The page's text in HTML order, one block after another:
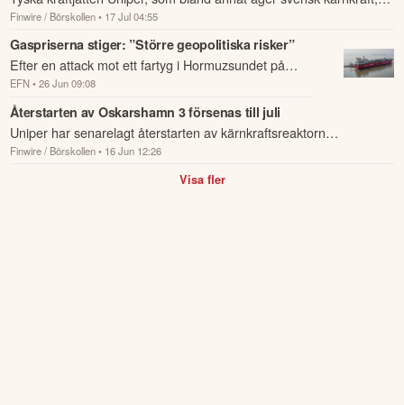
bekräftar sin transformationsstrategi och planerar investeringar på
cirka 5...
Finwire / Börskollen • 17 Jul 04:55
Gaspriserna stiger: ”Större geopolitiska risker”
Efter en attack mot ett fartyg i Hormuzsundet på
torsdagen stiger de europeiska naturgaspriserna,
rapporterar Bloomberg .
EFN • 26 Jun 09:08
Återstarten av Oskarshamn 3 försenas till juli
Uniper har senarelagt återstarten av kärnkraftsreaktorn
Oskarshamn 3 med tolv dagar till den 10 juli, enligt en anmälan till
Finwire / Börskollen • 16 Jun 12:26
Visa fler